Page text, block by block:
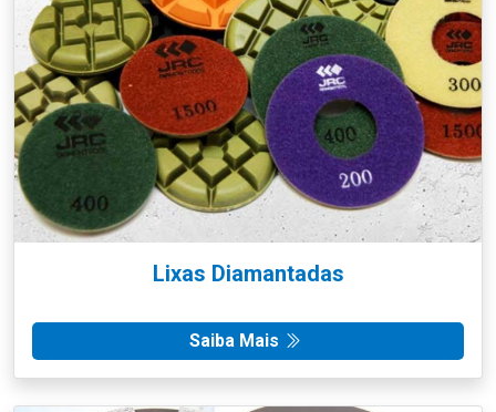
Lixas Diamantadas
Saiba Mais